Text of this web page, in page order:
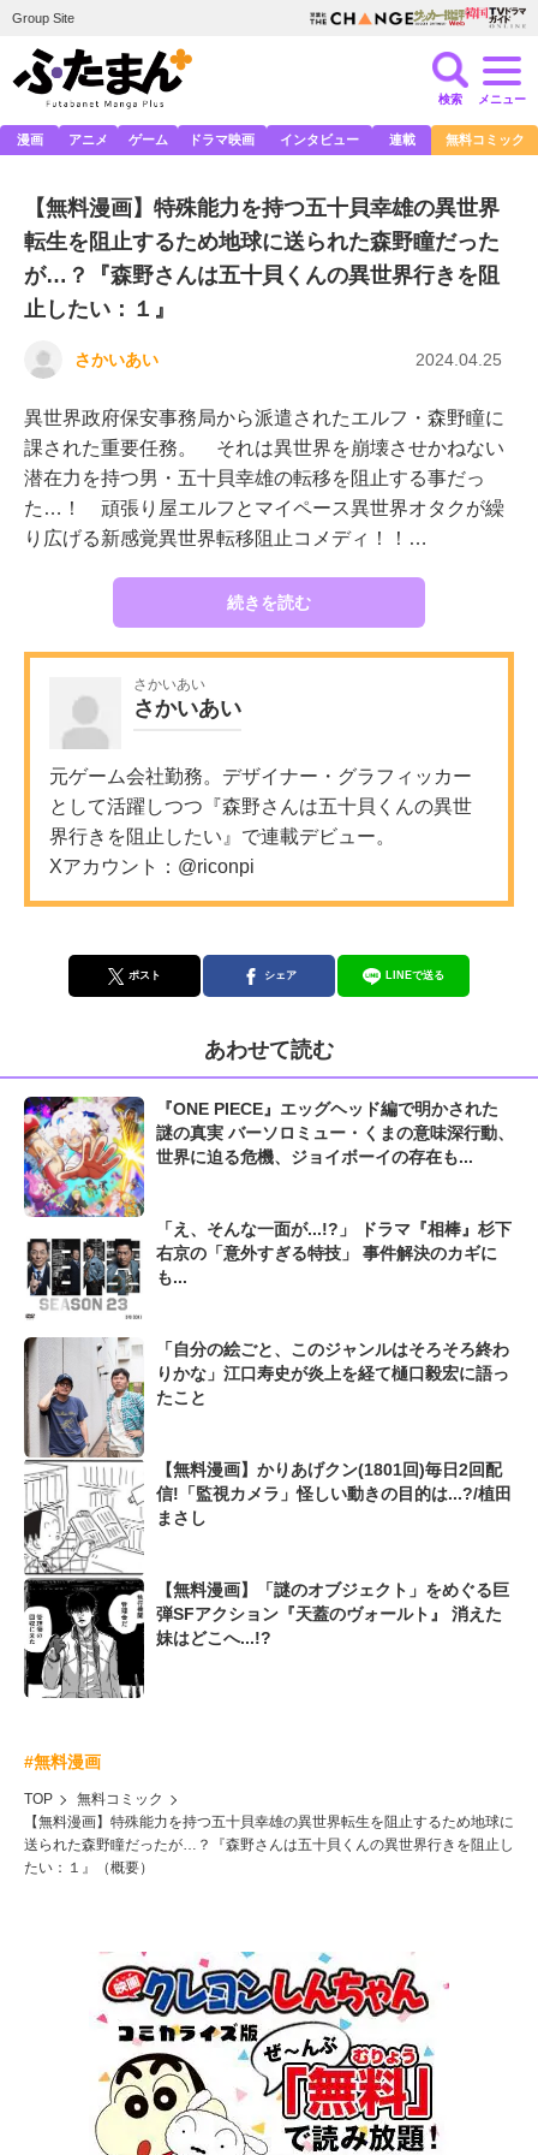
Group Site
検索 メニュー
漫画 アニメ ゲーム ドラマ映画 インタビュー 連載 無料コミック
【無料漫画】特殊能力を持つ五十貝幸雄の異世界
転生を阻止するため地球に送られた森野瞳だった
が…？『森野さんは五十貝くんの異世界行きを阻
止したい：１』
さかいあい 2024.04.25
異世界政府保安事務局から派遣されたエルフ・森野瞳に
課された重要任務。 それは異世界を崩壊させかねない
潜在力を持つ男・五十貝幸雄の転移を阻止する事だっ
た…！ 頑張り屋エルフとマイペース異世界オタクが繰
り広げる新感覚異世界転移阻止コメディ！！…
続きを読む
さかいあい
さかいあい
元ゲーム会社勤務。デザイナー・グラフィッカー
として活躍しつつ『森野さんは五十貝くんの異世
界行きを阻止したい』で連載デビュー。
Xアカウント： @riconpi
ポスト シェア LINEで送る
あわせて読む
『ONE PIECE』エッグヘッド編で明かされた
謎の真実 バーソロミュー・くまの意味深行動、
世界に迫る危機、ジョイボーイの存在も...
「え、そんな一面が...!?」 ドラマ『相棒』杉下
右京の「意外すぎる特技」 事件解決のカギに
も...
「自分の絵ごと、このジャンルはそろそろ終わ
りかな」江口寿史が炎上を経て樋口毅宏に語っ
たこと
【無料漫画】かりあげクン(1801回)毎日2回配
信!「監視カメラ」怪しい動きの目的は...?/植田
まさし
【無料漫画】「謎のオブジェクト」をめぐる巨
弾SFアクション『天蓋のヴォールト』 消えた
妹はどこへ...!?
#無料漫画
TOP
無料コミック
【無料漫画】特殊能力を持つ五十貝幸雄の異世界転生を阻止するため地球に
送られた森野瞳だったが…？『森野さんは五十貝くんの異世界行きを阻止し
たい：１』（概要）